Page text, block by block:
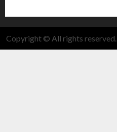
Copyright © All rights reserved.